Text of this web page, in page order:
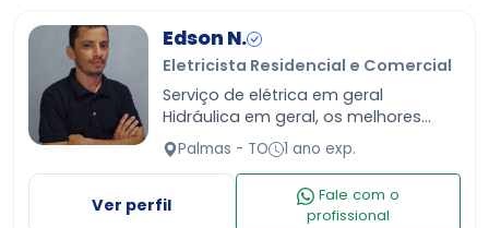
Edson N.
Eletricista Residencial e Comercial
Serviço de elétrica em geral
Hidráulica em geral, os melhores
preços da região. Com excelente
serviço, mais de 15 anos de
experiência
Palmas - TO 1 ano exp.
Ver perfil
Fale com o
profissional